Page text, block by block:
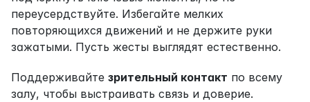
переусердствуйте. Избегайте мелких
повторяющихся движений и не держите руки
зажатыми. Пусть жесты выглядят естественно.
Поддерживайте зрительный контакт по всему
залу, чтобы выстраивать связь и доверие.